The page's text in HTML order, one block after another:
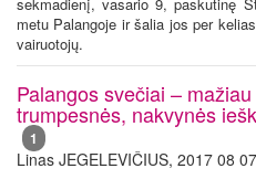
metu Palangoje ir šalia jos per
vairuotojų.
Palangos svečiai –
trumpesnės, nakvynės
1
Linas JEGELEVIČIUS, 2017 08